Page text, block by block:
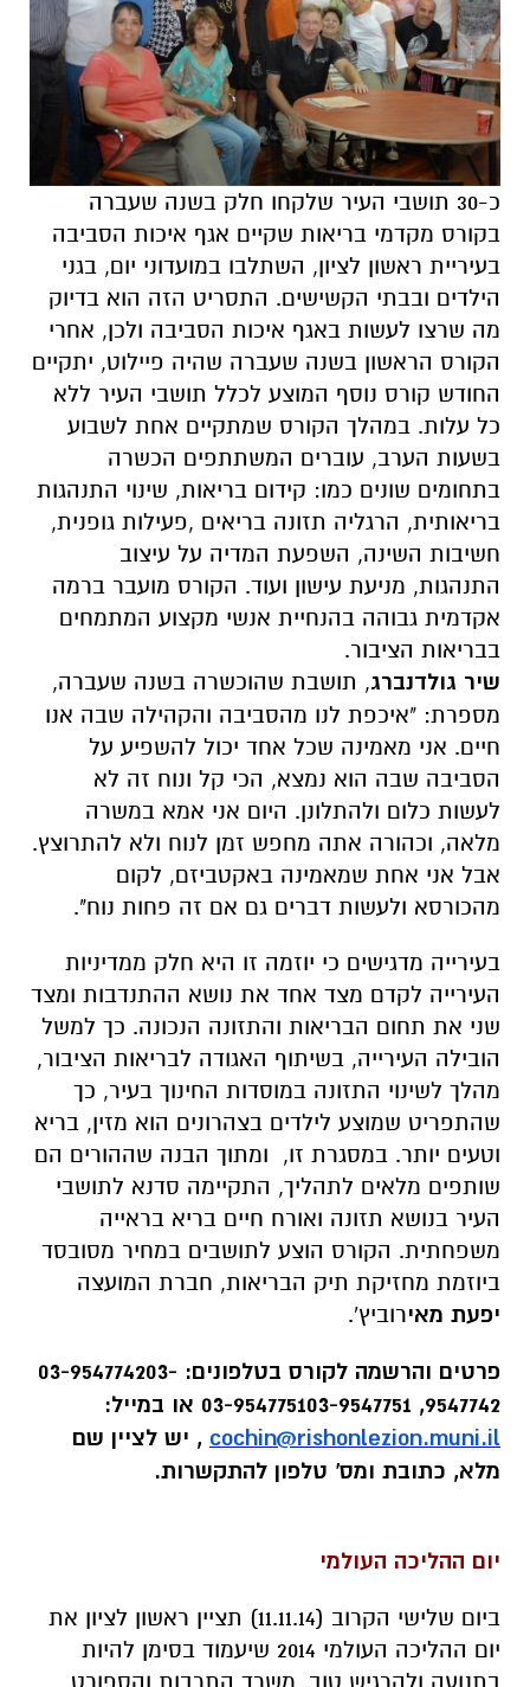
כ-30 תושבי העיר שלקחו חלק בשנה שעברה
בקורס מקדמי בריאות שקיים אגף איכות הסביבה
בעיריית ראשון לציון, השתלבו במועדוני יום, בגני
הילדים ובבתי הקשישים. התסריט הזה הוא בדיוק
מה שרצו לעשות באגף איכות הסביבה ולכן, אחרי
הקורס הראשון בשנה שעברה שהיה פיילוט, יתקיים
החודש קורס נוסף המוצע לכלל תושבי העיר ללא
כל עלות. במהלך הקורס שמתקיים אחת לשבוע
בשעות הערב, עוברים המשתתפים הכשרה
בתחומים שונים כמו: קידום בריאות, שינוי התנהגות
בריאותית, הרגליה תזונה בריאים ,פעילות גופנית,
חשיבות השינה, השפעת המדיה על עיצוב
התנהגות, מניעת עישון ועוד. הקורס מועבר ברמה
אקדמית גבוהה בהנחיית אנשי מקצוע המתמחים
בבריאות הציבור.
שיר גולדנברג, תושבת שהוכשרה בשנה שעברה,
מספרת: "איכפת לנו מהסביבה והקהילה שבה אנו
חיים. אני מאמינה שכל אחד יכול להשפיע על
הסביבה שבה הוא נמצא, הכי קל ונוח זה לא
לעשות כלום ולהתלונן. היום אני אמא במשרה
מלאה, וכהורה אתה מחפש זמן לנוח ולא להתרוצץ.
אבל אני אחת שמאמינה באקטביזם, לקום
מהכורסא ולעשות דברים גם אם זה פחות נוח".
בעירייה מדגישים כי יוזמה זו היא חלק ממדיניות
העירייה לקדם מצד אחד את נושא ההתנדבות ומצד
שני את תחום הבריאות והתזונה הנכונה. כך למשל
הובילה העירייה, בשיתוף האגודה לבריאות הציבור,
מהלך לשינוי התזונה במוסדות החינוך בעיר, כך
שהתפריט שמוצע לילדים בצהרונים הוא מזין, בריא
וטעים יותר. במסגרת זו, ומתוך הבנה שההורים הם
שותפים מלאים לתהליך, התקיימה סדנא לתושבי
העיר בנושא תזונה ואורח חיים בריא בראייה
משפחתית. הקורס הוצע לתושבים במחיר מסובסד
ביוזמת מחזיקת תיק הבריאות, חברת המועצה
יפעת מאירוביץ'.
פרטים והרשמה לקורס בטלפונים: 03-954774203-
9547742, 03-954775103-9547751 או במייל:
cochin@rishonlezion.muni.il , יש לציין שם
מלא, כתובת ומס' טלפון להתקשרות.
יום ההליכה העולמי
ביום שלישי הקרוב (11.11.14) תציין ראשון לציון את
יום ההליכה העולמי 2014 שיעמוד בסימן להיות
בתנועה ולהרגיש טוב. משרד התרבות והספורט